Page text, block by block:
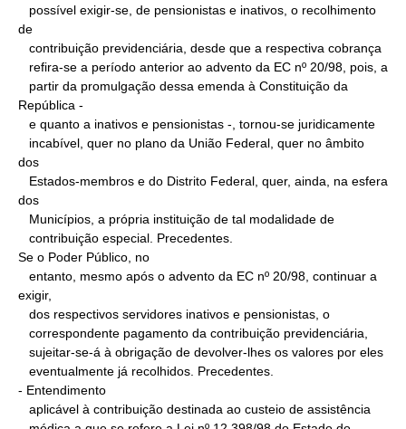
de
República -
dos
dos
Se o Poder Público, no
exigir,
- Entendimento